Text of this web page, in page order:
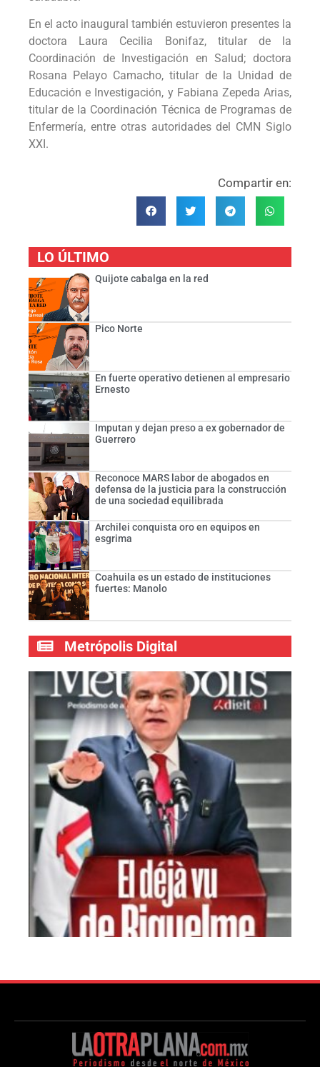
En el acto inaugural también estuvieron presentes la
doctora Laura Cecilia Bonifaz, titular de la
Coordinación de Investigación en Salud; doctora
Rosana Pelayo Camacho, titular de la Unidad de
Educación e Investigación, y Fabiana Zepeda Arias,
titular de la Coordinación Técnica de Programas de
Enfermería, entre otras autoridades del CMN Siglo
XXI.
Compartir en:
LO ÚLTIMO
Quijote cabalga en la red
Pico Norte
En fuerte operativo detienen al empresario
Ernesto
Imputan y dejan preso a ex gobernador de
Guerrero
Reconoce MARS labor de abogados en
defensa de la justicia para la construcción
de una sociedad equilibrada
Archilei conquista oro en equipos en
esgrima
Coahuila es un estado de instituciones
fuertes: Manolo
Metrópolis Digital